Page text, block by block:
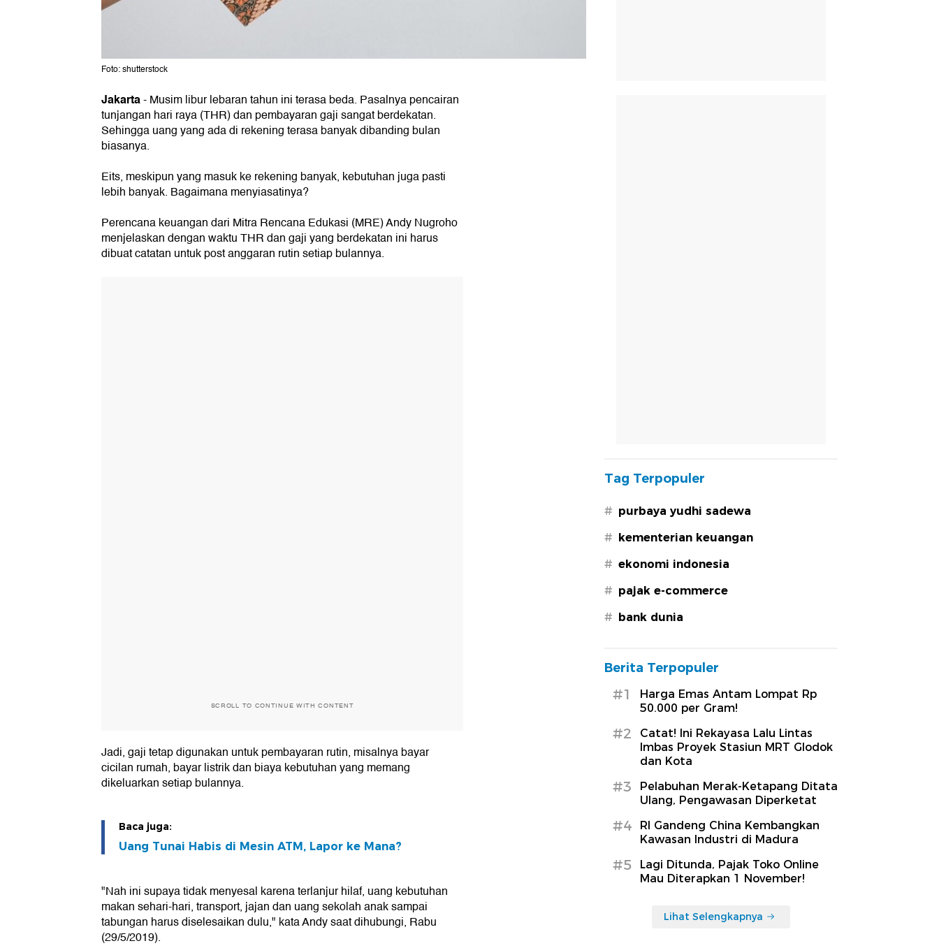
Foto: shutterstock
Jakarta-Musim libur lebaran tahun ini terasa beda. Pasalnya pencairan
tunjangan hari raya (THR) dan pembayaran gaji sangat berdekatan.
Sehingga uang yang ada di rekening terasa banyak dibanding bulan
biasanya.
Eits, meskipun yang masuk ke rekening banyak, kebutuhan juga pasti
lebih banyak. Bagaimana menyiasatinya?
Perencana keuangan dari Mitra Rencana Edukasi (MRE) Andy Nugroho
menjelaskan dengan waktu THR dan gaji yang berdekatan ini harus
dibuat catatan untuk post anggaran rutin setiap bulannya.
SCROLL TO CONTINUE WITH CONTENT
Jadi, gaji tetap digunakan untuk pembayaran rutin, misalnya bayar
cicilan rumah, bayar listrik dan biaya kebutuhan yang memang
dikeluarkan setiap bulannya.
Baca juga:
Uang Tunai Habis di Mesin ATM, Lapor ke Mana?
"Nah ini supaya tidak menyesal karena terlanjur hilaf, uang kebutuhan
makan sehari-hari, transport, jajan dan uang sekolah anak sampai
tabungan harus diselesaikan dulu," kata Andy saat dihubungi, Rabu
(29/5/2019).
Tag Terpopuler
# purbaya yudhi sadewa
# kementerian keuangan
# ekonomi indonesia
# pajak e-commerce
# bank dunia
Berita Terpopuler
#1
Harga Emas Antam Lompat Rp
50.000 per Gram!
#2
Catat! Ini Rekayasa Lalu Lintas
Imbas Proyek Stasiun MRT Glodok
dan Kota
#3
Pelabuhan Merak-Ketapang Ditata
Ulang, Pengawasan Diperketat
#4
RI Gandeng China Kembangkan
Kawasan Industri di Madura
#5
Lagi Ditunda, Pajak Toko Online
Mau Diterapkan 1 November!
Lihat Selengkapnya